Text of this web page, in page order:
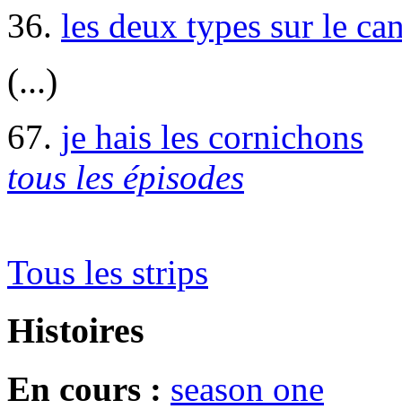
36. les deux types sur le
(...)
67. je hais les cornichons
tous les épisodes
Tous les strips
Histoires
En cours : season one